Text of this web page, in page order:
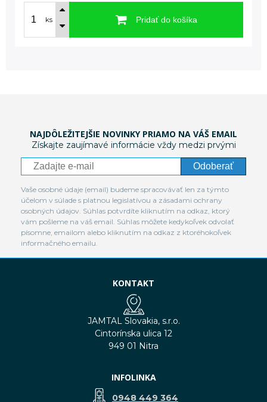
ks Pridať do košíka
NAJDÔLEŽITEJŠIE NOVINKY PRIAMO NA VÁŠ EMAIL
Získajte zaujímavé informácie vždy medzi prvými
Odoberať
Vaše osobné údaje (email) budeme spracovávať len za týmto
účelom v súlade s platnou legislatívou a zásadami ochrany
osobných údajov. Súhlas potvrdíte kliknutím na odkaz, ktorý
vám pošleme na váš email. Súhlas môžete kedykoľvek odvolať
písomne, emailom alebo kliknutím na odkaz z ktoréhokoľvek
informačného emailu.
KONTAKT
JAMTAL Slovakia, s.r.o.
Cintorínska ulica 12
949 01 Nitra
INFOLINKA
0948 449 364